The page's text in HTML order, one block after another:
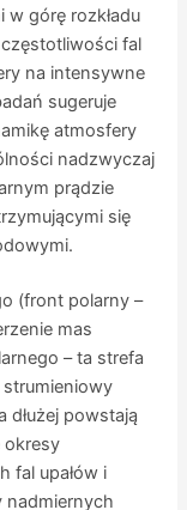
górę rozkładu
fal
na intensywne
sugeruje
atmosfery
nadzwyczaj
prądzie
się
(front polarny –
mas
– ta strefa
strumieniowy
dłużej powstają
okresy
fal upałów i
nadmiernych